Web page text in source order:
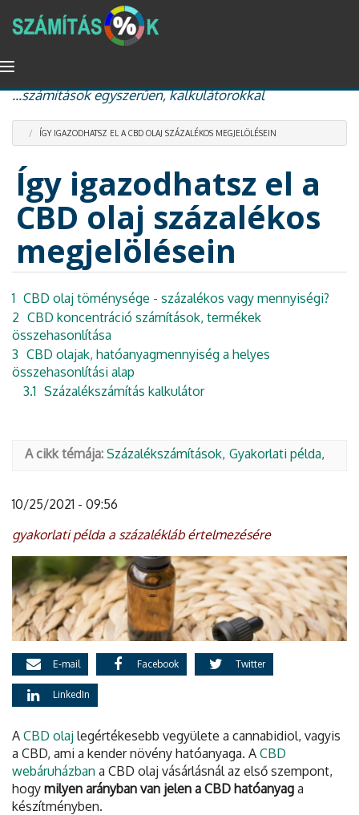
Ugrás
tartalomra
átkapcsolása
százalékszámítás, kamat és kamatos kamat, nyugdíj
...számítások egyszerűen, kalkulátorokkal
ÍGY IGAZODHATSZ EL A CBD OLAJ SZÁZALÉKOS MEGJELÖLÉSEIN
Így igazodhatsz el a
CBD olaj százalékos
megjelölésein
1 CBD olaj töménysége - százalékos vagy mennyiségi?
2 CBD koncentráció számítások, termékek
összehasonlítása
3 CBD olajak, hatóanyagmennyiség a helyes
összehasonlítási alap
3.1 Százalékszámítás kalkulátor
A cikk témája: Százalékszámítások Gyakorlati példa
10/25/2021 - 09:56
gyakorlati példa a százalékláb értelmezésére
E-mail Facebook Twitter
LinkedIn
A CBD olaj legértékesebb vegyülete a cannabidiol, vagyis
a CBD, ami a kender növény hatóanyaga. A CBD
webáruházban a CBD olaj vásárlásnál az első szempont,
hogy milyen arányban van jelen a CBD hatóanyag a
készítményben.